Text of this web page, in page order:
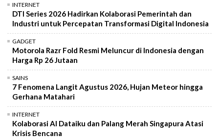
INTERNET
DTI Series 2026 Hadirkan Kolaborasi Pemerintah dan
Industri untuk Percepatan Transformasi Digital Indonesia
GADGET
Motorola Razr Fold Resmi Meluncur di Indonesia dengan
Harga Rp 26 Jutaan
SAINS
7 Fenomena Langit Agustus 2026, Hujan Meteor hingga
Gerhana Matahari
INTERNET
Kolaborasi AI Dataiku dan Palang Merah Singapura Atasi
Krisis Bencana